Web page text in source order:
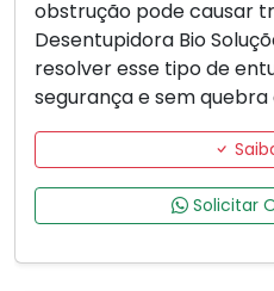
obstrução pode causar
Desentupidora Bio
resolver esse tipo de
segurança e sem quebra
Solicitar